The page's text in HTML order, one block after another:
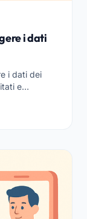
i dati
i dati dei
e